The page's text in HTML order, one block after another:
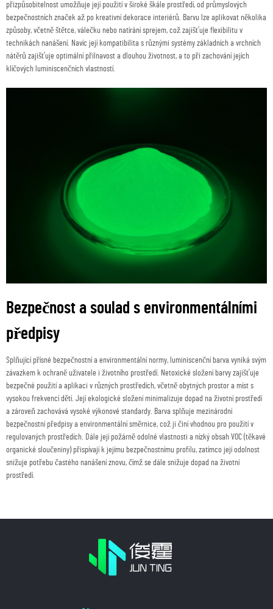
přizpůsobitelnost umožňuje její použití v široké škále prostředí, od průmyslových
bezpečnostních značek až po kreativní dekorace interiérů. Barvu lze aplikovat několika
způsoby, včetně štětce, válečku nebo natírání sprejem, což zajišťuje flexibilitu v
technikách nanášení. Navíc její kompatibilita s různými systémy základních a vrchních
nátěrů zajišťuje optimální přilnavost a dlouhou životnost, a to při zachování jejích
klíčových luminiscenčních vlastností.
Bezpečnost a soulad s environmentálními
předpisy
Splňující přísné bezpečnostní a environmentální normy, luminiscenční barva vyniká svým
závazkem k ochraně uživatele i životního prostředí. Netoxické složení barvy zajišťuje
bezpečné použití a aplikaci v různých prostředích, včetně obytných prostor a míst s
vysokou frekvencí dětí. Její ekologické složení minimalizuje dopad na životní prostředí
a zároveň zachovává vysoké výkonové standardy. Barva splňuje mezinárodní
bezpečnostní předpisy a environmentální směrnice, což ji činí vhodnou pro použití v
regulovaných prostředích. Dále její požárně odolné vlastnosti a nízký obsah VOC (těkavé
organické sloučeniny) přispívají k jejímu bezpečnostnímu profilu, zatímco její odolnost
snižuje potřebu častého nanášení znovu, čímž se dále snižuje dopad na životní
prostředí.